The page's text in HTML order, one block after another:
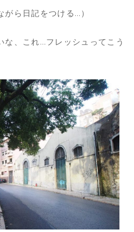
ら日記をつける…）
な、これ…フレッシュってこう